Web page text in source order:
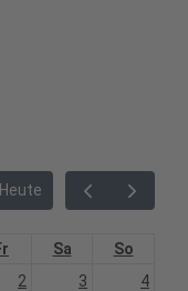
Heute
Sa
So
2 3 4